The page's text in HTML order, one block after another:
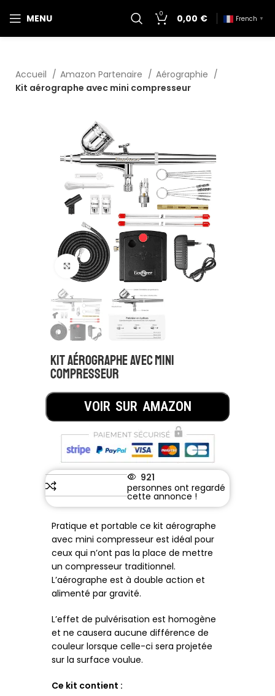
MENU 0 0,00 € French ▼
Accueil Amazon Partenaire
Aérographie
Kit aérographe avec mini compresseur
Click to enlarge
Kit aérographe avec mini
compresseur
VOIR SUR AMAZON
921
Pratique et portable ce kit aérographe
avec mini compresseur est idéal pour
ceux qui n’ont pas la place de mettre
un compresseur traditionnel.
L’aérographe est à double action et
alimenté par gravité.
L’effet de pulvérisation est homogène
et ne causera aucune différence de
couleur lorsque celle-ci sera projetée
sur la surface voulue.
Ce kit contient :